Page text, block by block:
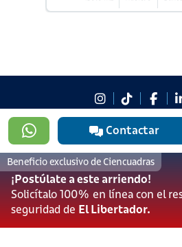
Contactar
Beneficio exclusivo de Ciencuadras
¡Postúlate a este arriendo!
Solicítalo 100% en línea con el
seguridad de El Libertador.
#923
601
Canales de
Preguntas
Políticas de